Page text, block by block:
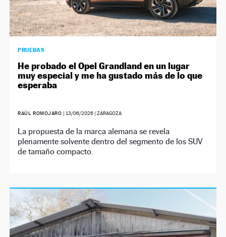
PRUEBAS
He probado el Opel Grandland en un lugar
muy especial y me ha gustado más de lo que
esperaba
RAÚL ROMOJARO | 13/06/2026| ZARAGOZA
La propuesta de la marca alemana se revela
plenamente solvente dentro del segmento de los SUV
de tamaño compacto.